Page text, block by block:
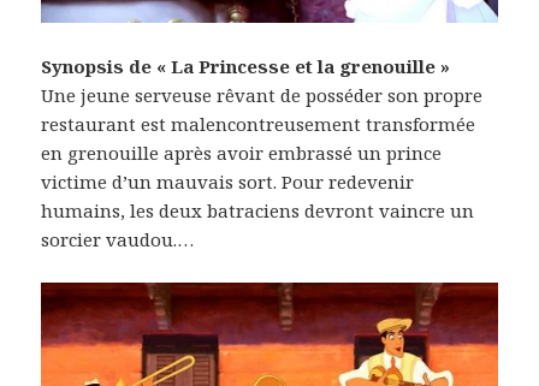
Synopsis de « La Princesse et la grenouille »
Une jeune serveuse rêvant de posséder son propre
restaurant est malencontreusement transformée
en grenouille après avoir embrassé un prince
victime d’un mauvais sort. Pour redevenir
humains, les deux batraciens devront vaincre un
sorcier vaudou.…